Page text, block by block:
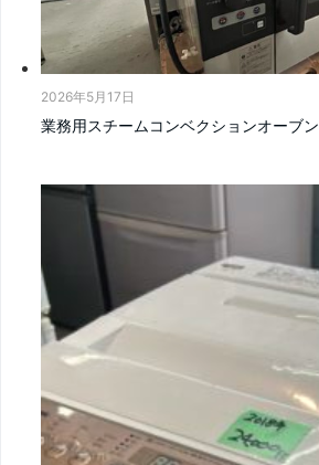
2026年5月17日
業務用スチームコンベクションオーブン